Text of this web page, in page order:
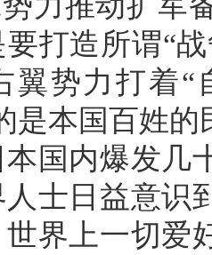
打造所谓“
翼势力打着“
是本国百姓
国内爆发几
士日益意识
界上一切爱